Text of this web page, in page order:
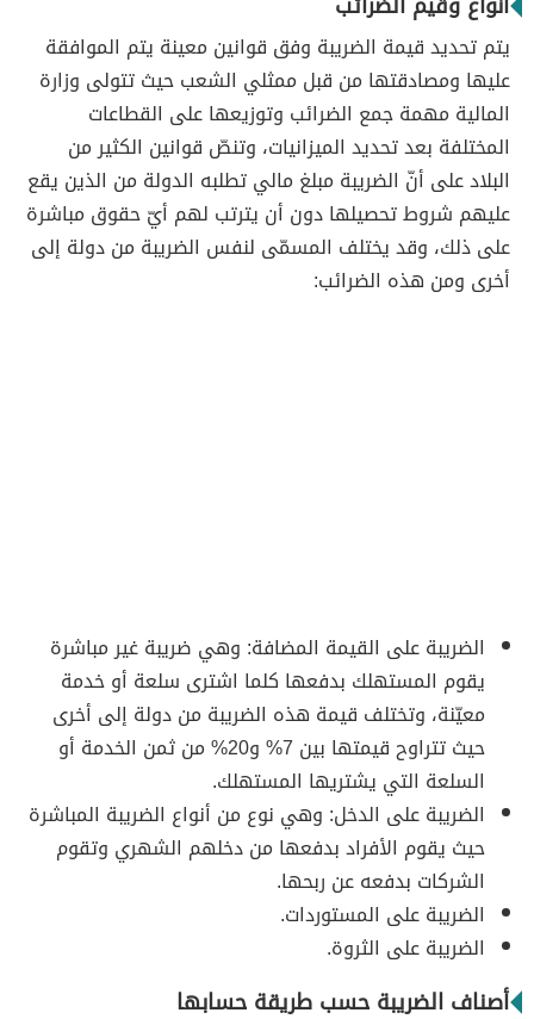
يتم تحديد قيمة الضريبة وفق قوانين معينة يتم الموافقة
عليها ومصادقتها من قبل ممثلي الشعب حيث تتولى وزارة
المالية مهمة جمع الضرائب وتوزيعها على القطاعات
المختلفة بعد تحديد الميزانيات، وتنصّ قوانين الكثير من
البلاد على أنّ الضريبة مبلغ مالي تطلبه الدولة من الذين يقع
عليهم شروط تحصيلها دون أن يترتب لهم أيّ حقوق مباشرة
على ذلك، وقد يختلف المسمّى لنفس الضريبة من دولة إلى
أخرى ومن هذه الضرائب:
الضريبة على القيمة المضافة: وهي ضريبة غير مباشرة
يقوم المستهلك بدفعها كلما اشترى سلعة أو خدمة
معيّنة، وتختلف قيمة هذه الضريبة من دولة إلى أخرى
حيث تتراوح قيمتها بين 7% و20% من ثمن الخدمة أو
السلعة التي يشتريها المستهلك.
الضريبة على الدخل: وهي نوع من أنواع الضريبة المباشرة
حيث يقوم الأفراد بدفعها من دخلهم الشهري وتقوم
الشركات بدفعه عن ربحها.
الضريبة على المستوردات.
الضريبة على الثروة.
أصناف الضريبة حسب طريقة حسابها